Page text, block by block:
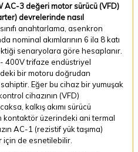
AC-3 değeri motor sürücü (VFD)
devrelerinde nasıl
anahtarlama, asenkron
nominal akımlarının 6 ila 8 katı
senaryolara göre hesaplanır.
400V trifaze endüstriyel
bir motoru doğrudan
Eğer bu cihaz bir yumuşak
cihazının (VFD)
kalkış akımı sürücü
üzerindeki ani termal
AC-1 (rezistif yük taşıma)
için de esnetilebilir.